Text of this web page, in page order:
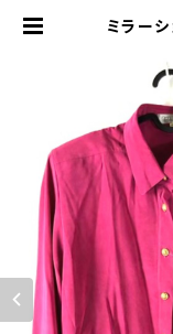
ミラー
金ボタ
0サ